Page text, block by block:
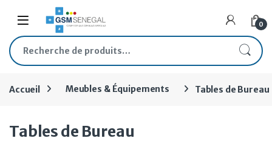
Skip to navigation
Skip to content
Open 0
Recherche pour :
Accueil Meubles & Équipements Tables de Bureau
Tables de Bureau